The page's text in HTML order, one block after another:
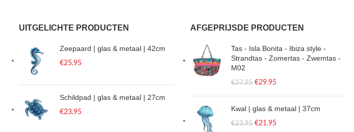
UITGELICHTE PRODUCTEN
Zeepaard | glas & metaal | 42cm
€25.95
Schildpad | glas & metaal | 27cm
€23.95
AFGEPRIJSDE PRODUCTEN
Tas - Isla Bonita - Ibiza style -
Strandtas - Zomertas - Zwemtas -
M02
€37.95 €29.95
Kwal | glas & metaal | 37cm
€23.95 €21.95